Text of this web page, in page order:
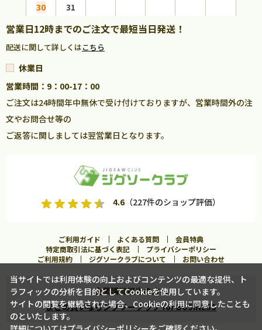
30
31
営業日12時までのご注文で最短当日発送！
配送に関して詳しくはこちら
休業日
営業時間：9：00-17：00
ご注文は24時間年中無休で受け付けておりますが、営業時間外の注
文やお問合せ等の
ご返答に関しましては翌営業日となります。
4.6（227件のショップ評価）
ご利用ガイド よくある質問
会員特典
特定商取引法に基づく表記
プライバシーポリシー
ご利用規約
ジグソークラブについて お問い合わせ
企業購買担当の方へ
まとめ買いならジグソークラブ for BUSINESS
当サイトでは利用体験の向上およびコンテンツの最適な提供、ト
ラフィックの分析を目的としてCookieを使用しています。
サイトの閲覧を継続された場合、Cookieの利用に同意したことも
のといたします。